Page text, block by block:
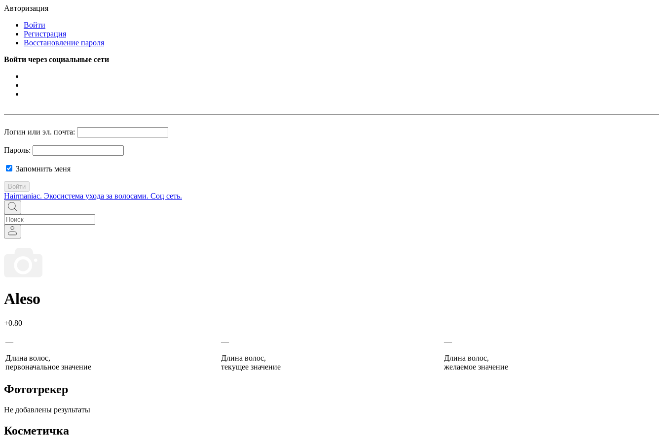
Авторизация
Войти
Регистрация
Восстановление пароля
Войти через социальные сети
Логин или эл. почта:
Пароль:
Запомнить меня
Войти
Hairmaniac. Экосистема ухода за волосами. Соц сеть.
Aleso
+0.80
—
Длина волос,
первоначальное значение
—
Длина волос,
текущее значение
—
Длина волос,
желаемое значение
Фототрекер
Не добавлены результаты
Косметичка